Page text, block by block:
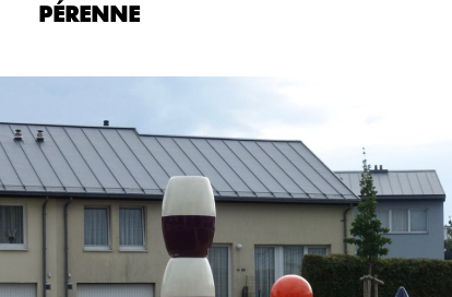
PÉRENNE